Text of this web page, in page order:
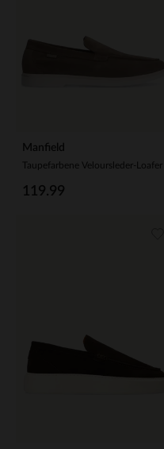
Manfield
Taupefarbene Veloursleder-Loafer
119.99